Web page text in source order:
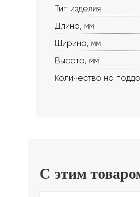
Тип изделия
Длина, мм
Ширина, мм
Высота, мм
Количество на
С этим